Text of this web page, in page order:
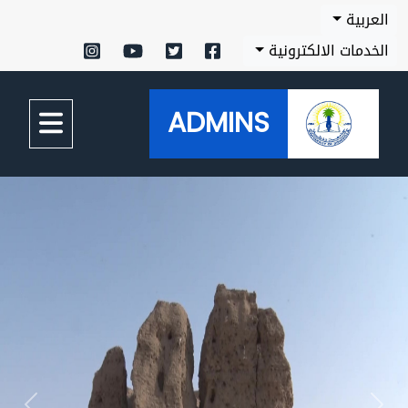
العربية
الخدمات الالكترونية
ADMINS